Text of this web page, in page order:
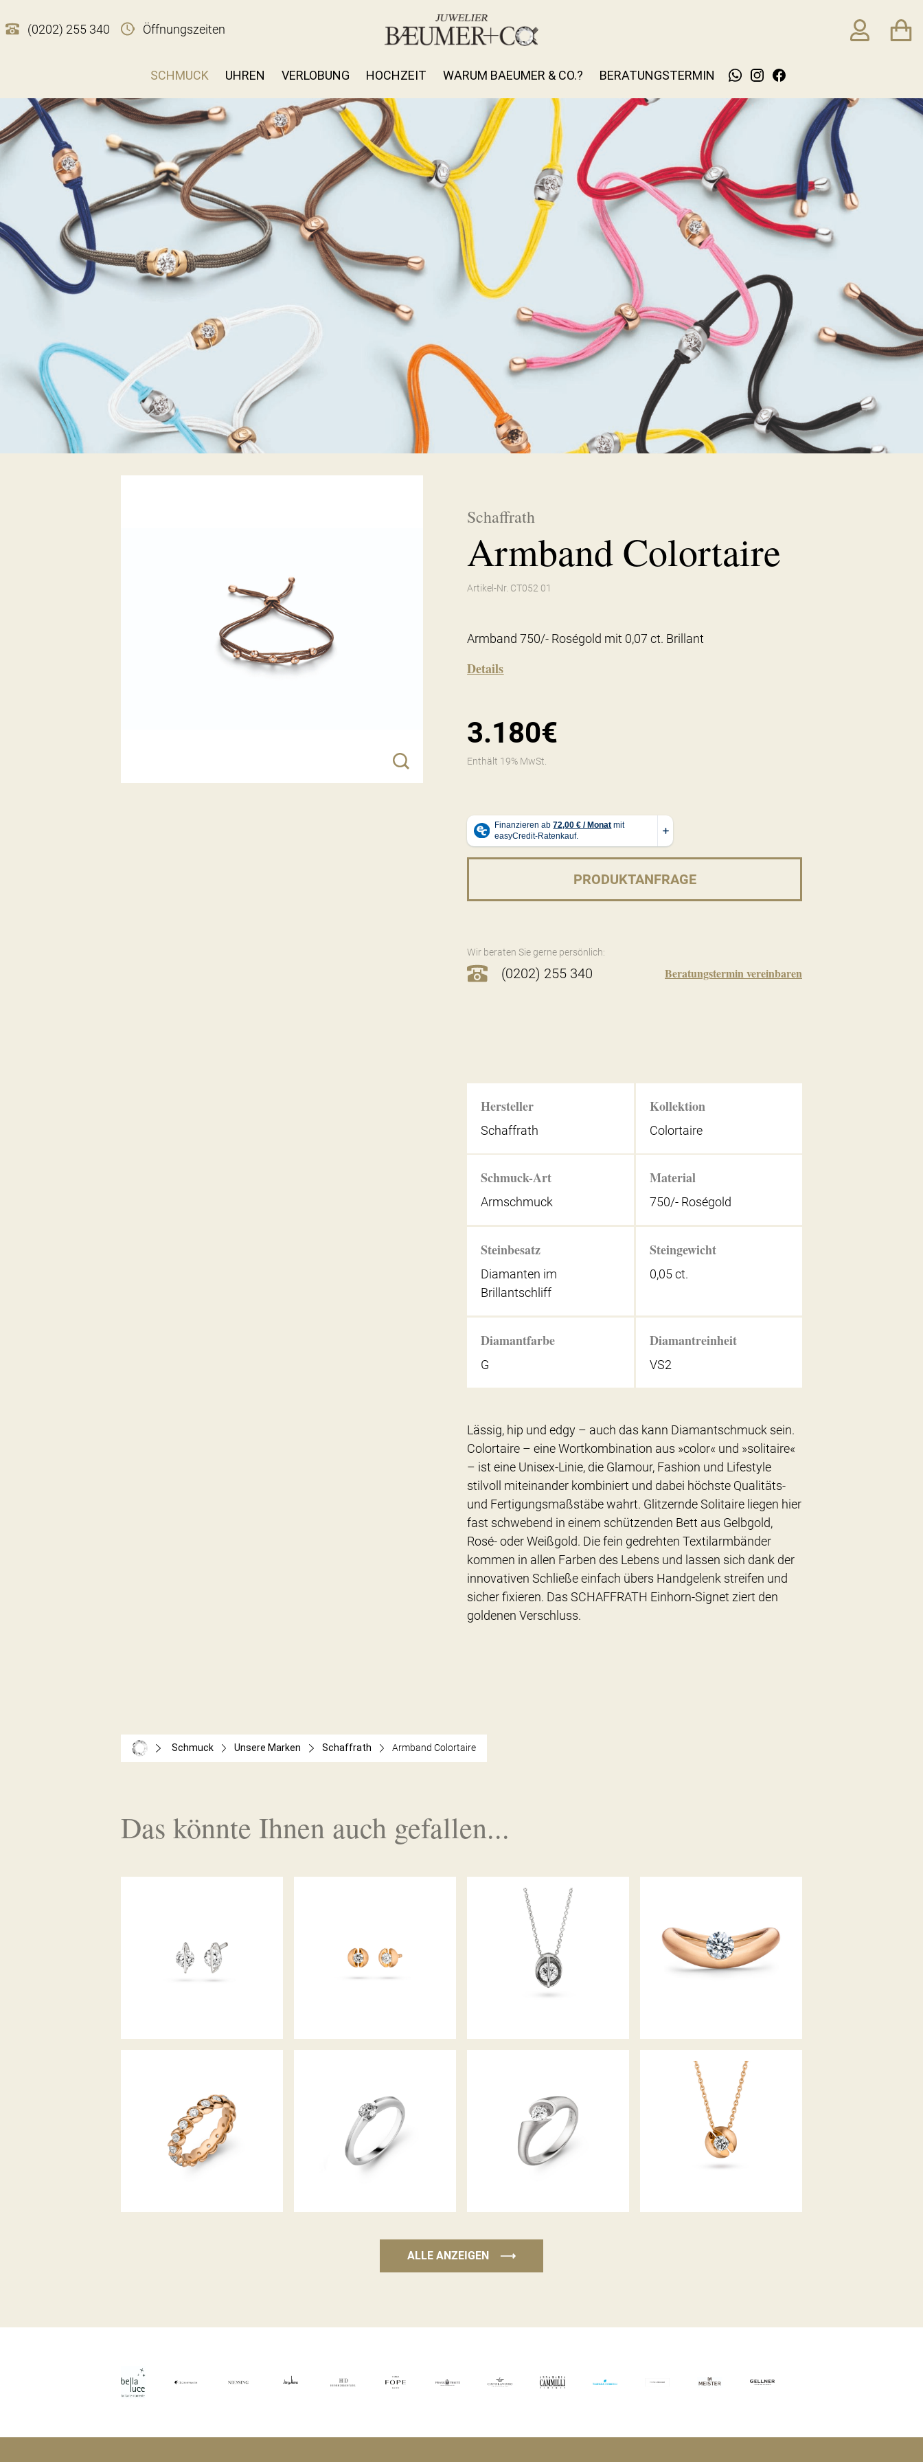
(0202) 255 340 Öffnungszeiten
SCHMUCK UHREN VERLOBUNG HOCHZEIT WARUM BAEUMER & CO.? BERATUNGSTERMIN
Schaffrath
Armband Colortaire
Artikel-Nr. CT052 01
Armband 750/- Roségold mit 0,07 ct. Brillant
Details
3.180€
Enthält 19% MwSt.
PRODUKTANFRAGE
Wir beraten Sie gerne persönlich:
(0202) 255 340 Beratungstermin vereinbaren
Hersteller
Schaffrath
Kollektion
Colortaire
Schmuck-Art
Armschmuck
Material
750/- Roségold
Steinbesatz
Diamanten im
Brillantschliff
Steingewicht
0,05 ct.
Diamantfarbe
G
Diamantreinheit
VS2
Lässig, hip und edgy – auch das kann Diamantschmuck sein.
Colortaire – eine Wortkombination aus »color« und »solitaire«
– ist eine Unisex-Linie, die Glamour, Fashion und Lifestyle
stilvoll miteinander kombiniert und dabei höchste Qualitäts-
und Fertigungsmaßstäbe wahrt. Glitzernde Solitaire liegen hier
fast schwebend in einem schützenden Bett aus Gelbgold,
Rosé- oder Weißgold. Die fein gedrehten Textilarmbänder
kommen in allen Farben des Lebens und lassen sich dank der
innovativen Schließe einfach übers Handgelenk streifen und
sicher fixieren. Das SCHAFFRATH Einhorn-Signet ziert den
goldenen Verschluss.
Schmuck Unsere Marken Schaffrath Armband Colortaire
Das könnte Ihnen auch gefallen...
COLLIER LIBERTÉ
SCHAFFRATH LA LUNA DDC
JAHRESRING 2021
MEMOIRERING CALLA DIAMANTRING LIBERTÉ RING CALLA COLLIER CALLA
ALLE ANZEIGEN ⟶